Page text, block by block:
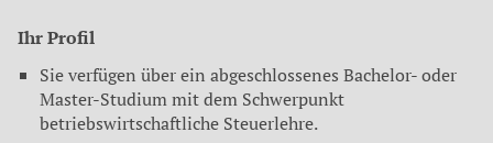
Ihr Profil
Sie verfügen über ein abgeschlossenes Bachelor- oder
Master-Studium mit dem Schwerpunkt
betriebswirtschaftliche Steuerlehre.